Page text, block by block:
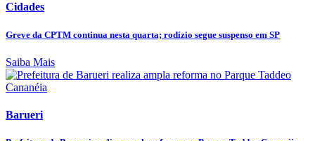
Cidades
Greve da CPTM continua nesta quarta; rodízio segue suspenso em SP
Saiba Mais
Barueri